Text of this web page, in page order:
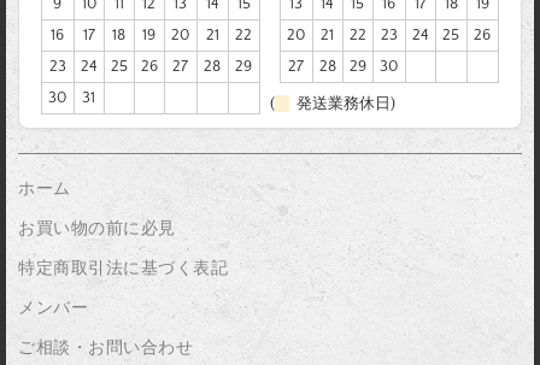
9
10 11 12 13 14
15
16
17 18 19 20 21
22
23
24 25 26 27 28
29
30
31
13
14 15 16 17 18
19
20
21 22 23 24 25
26
27
28 29 30
( 発送業務休日)
ホーム
お買い物の前に必見
特定商取引法に基づく表記
メンバー
ご相談・お問い合わせ